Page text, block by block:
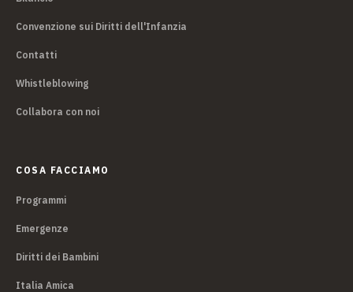
Convenzione sui Diritti dell'Infanzia
Contatti
Whistleblowing
Collabora con noi
COSA FACCIAMO
Programmi
Emergenze
Diritti dei Bambini
Italia Amica